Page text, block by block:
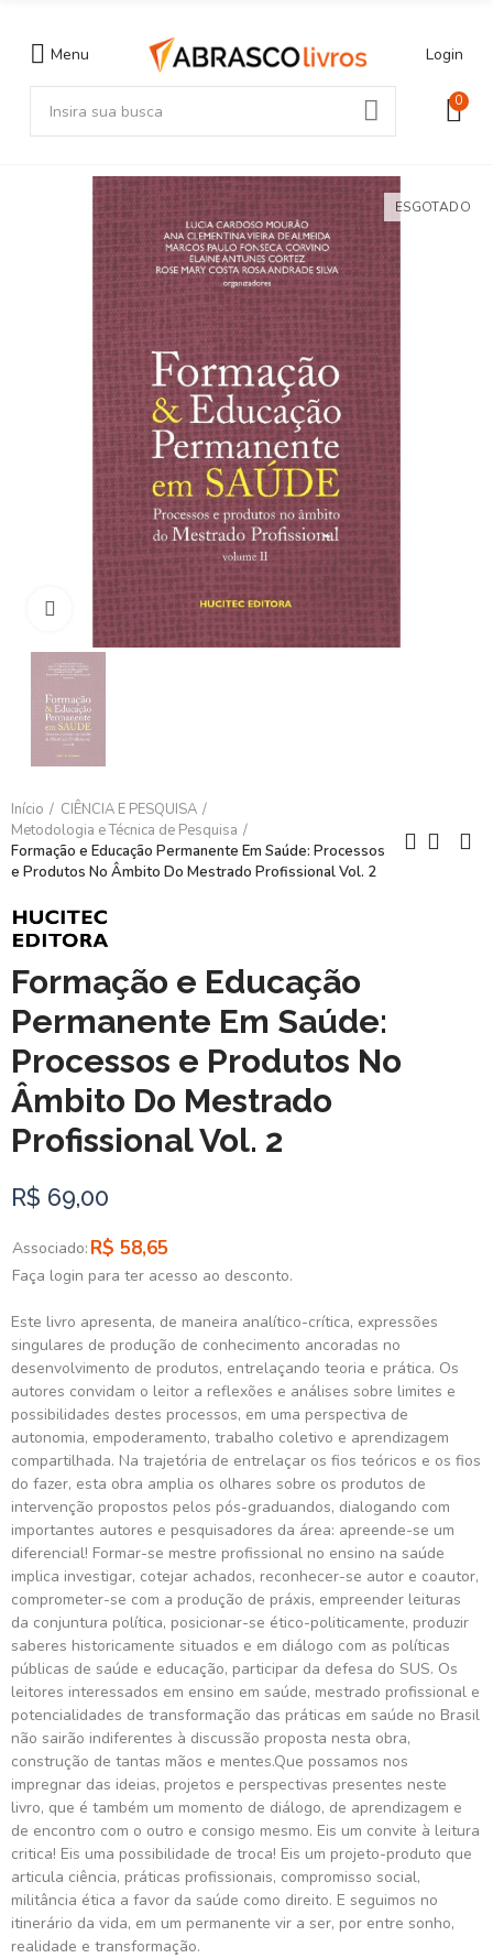
Menu Login
0
ESGOTADO
Clique para ampliar
Início
CIÊNCIA E PESQUISA
Metodologia e Técnica de Pesquisa
Formação e Educação Permanente Em Saúde: Processos
e Produtos No Âmbito Do Mestrado Profissional Vol. 2
Formação e Educação
Permanente Em Saúde:
Processos e Produtos No
Âmbito Do Mestrado
Profissional Vol. 2
R$ 69,00
Associado: R$ 58,65
Faça login para ter acesso ao desconto.
Este livro apresenta, de maneira analítico-crítica, expressões
singulares de produção de conhecimento ancoradas no
desenvolvimento de produtos, entrelaçando teoria e prática. Os
autores convidam o leitor a reflexões e análises sobre limites e
possibilidades destes processos, em uma perspectiva de
autonomia, empoderamento, trabalho coletivo e aprendizagem
compartilhada. Na trajetória de entrelaçar os fios teóricos e os fios
do fazer, esta obra amplia os olhares sobre os produtos de
intervenção propostos pelos pós-graduandos, dialogando com
importantes autores e pesquisadores da área: apreende-se um
diferencial! Formar-se mestre profissional no ensino na saúde
implica investigar, cotejar achados, reconhecer-se autor e coautor,
comprometer-se com a produção de práxis, empreender leituras
da conjuntura política, posicionar-se ético-politicamente, produzir
saberes historicamente situados e em diálogo com as políticas
públicas de saúde e educação, participar da defesa do SUS. Os
leitores interessados em ensino em saúde, mestrado profissional e
potencialidades de transformação das práticas em saúde no Brasil
não sairão indiferentes à discussão proposta nesta obra,
construção de tantas mãos e mentes.Que possamos nos
impregnar das ideias, projetos e perspectivas presentes neste
livro, que é também um momento de diálogo, de aprendizagem e
de encontro com o outro e consigo mesmo. Eis um convite à leitura
critica! Eis uma possibilidade de troca! Eis um projeto-produto que
articula ciência, práticas profissionais, compromisso social,
militância ética a favor da saúde como direito. E seguimos no
itinerário da vida, em um permanente vir a ser, por entre sonho,
realidade e transformação.